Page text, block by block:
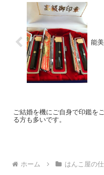
能
ご結婚を機にご自身で印鑑を
る方も多いです。
ホーム はんこ屋の